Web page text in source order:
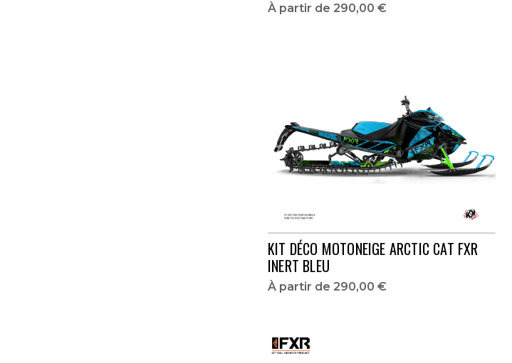
À partir de 290,00 €
KIT DÉCO MOTONEIGE ARCTIC CAT FXR
INERT BLEU
À partir de 290,00 €